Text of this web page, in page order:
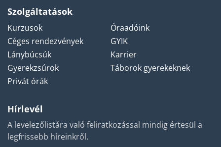
Szolgáltatások
Kurzusok
Óraadóink
Céges rendezvények
GYIK
Lánybúcsúk
Karrier
Gyerekzsúrok
Táborok gyerekeknek
Privát órák
Hírlevél
A levelezőlistára való feliratkozással mindig értesül a
legfrissebb híreinkről.